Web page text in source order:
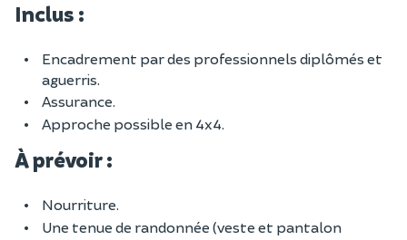
Inclus :
Encadrement par des professionnels diplômés et
aguerris.
Assurance.
Approche possible en 4x4.
À prévoir :
Nourriture.
Une tenue de randonnée (veste et pantalon